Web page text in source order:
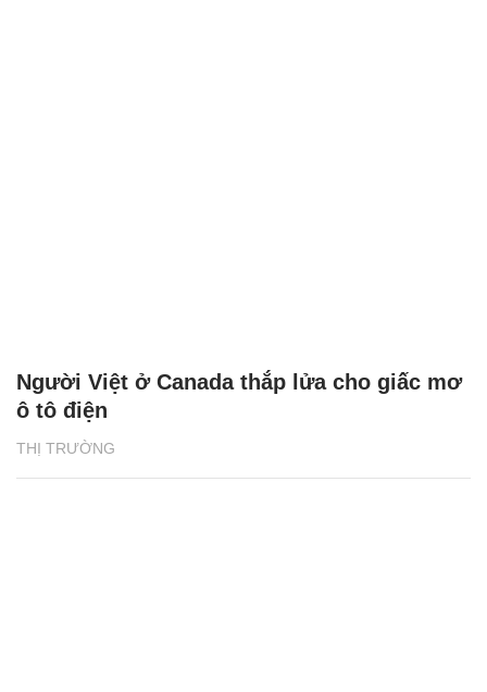
THỊ TRƯỜNG
Người Việt ở Canada thắp lửa cho giấc mơ
ô tô điện